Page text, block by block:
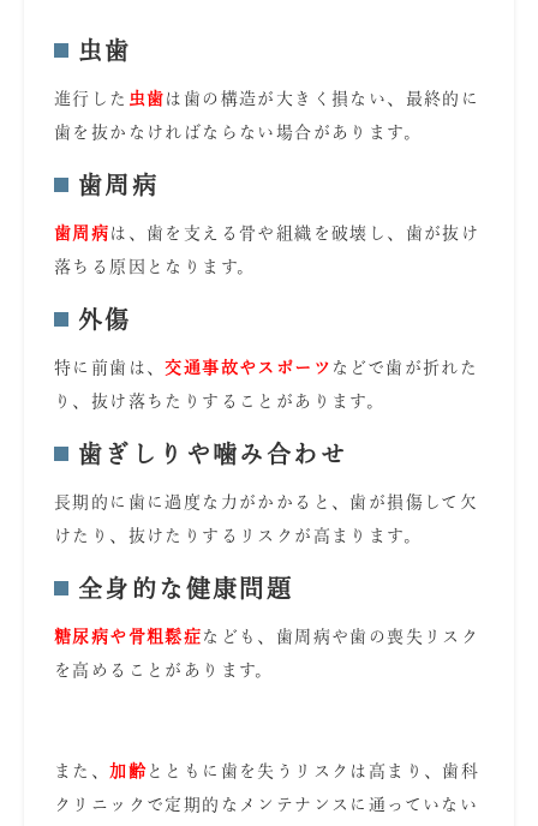
虫歯
進行した 虫歯 は歯の構造が大きく損ない、最終的に
歯を抜かなければならない場合があります。
歯周病
歯周病 は、歯を支える骨や組織を破壊し、歯が抜け
落ちる原因となります。
外傷
特に前歯は、交通事故やスポーツ などで歯が折れた
り、抜け落ちたりすることがあります。
歯ぎしりや噛み合わせ
長期的に歯に過度な力がかかると、歯が損傷して欠
けたり、抜けたりするリスクが高まります。
全身的な健康問題
糖尿病や骨粗鬆症 なども、歯周病や歯の喪失リスク
を高めることがあります。
また、加齢 とともに歯を失うリスクは高まり、歯科
クリニックで定期的なメンテナンスに通っていない